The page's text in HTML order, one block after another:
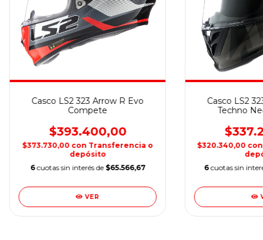
Casco LS2 323 Arrow R Evo
Compete
$393.400,00
$373.730,00 con Transferencia o
depósito
6 cuotas sin interés de $65.566,67
VER
Casco LS2
Techno
$320.340,00 con
6 cuotas sin